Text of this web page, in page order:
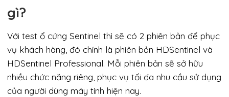
gì?
Với test ổ cứng Sentinel thì sẽ có 2 phiên bản để phục
vụ khách hàng, đó chính là phiên bản HDSentinel và
HDSentinel Professional. Mỗi phiên bản sẽ sở hữu
nhiều chức năng riêng, phục vụ tối đa nhu cầu sử dụng
của người dùng máy tính hiện nay.